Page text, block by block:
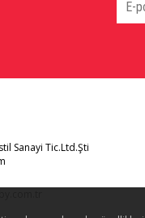
Sanayi Tic.Ltd.Şti